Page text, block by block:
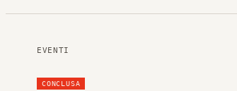
EVENTI
CONCLUSA